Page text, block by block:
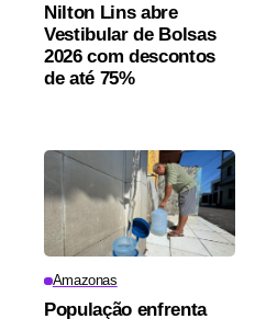
Nilton Lins abre
Vestibular de Bolsas
2026 com descontos
de até 75%
Amazonas
População enfrenta